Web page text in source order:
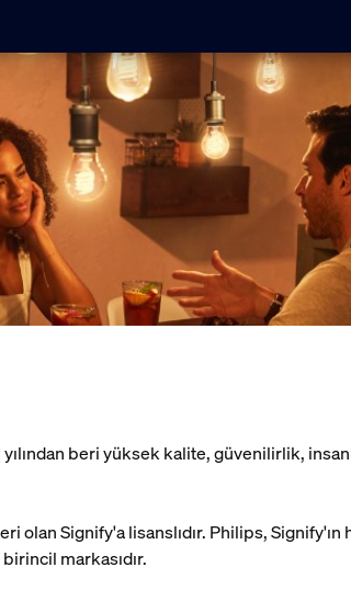
beri yüksek kalite, güvenilirlik,
olan Signify'a lisanslıdır. Philips,
markasıdır.